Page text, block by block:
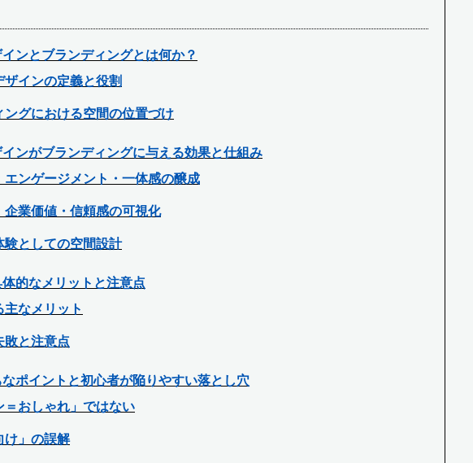
ンとブランディングとは何か？
ザインの定義と役割
ングにおける空間の位置づけ
ンがブランディングに与える効果と仕組み
エンゲージメント・一体感の醸成
企業価値・信頼感の可視化
験としての空間設計
的なメリットと注意点
主なメリット
敗と注意点
ポイントと初心者が陥りやすい落とし穴
＝おしゃれ」ではない
け」の誤解